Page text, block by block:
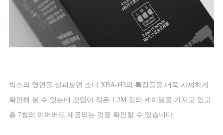
박스의 옆면을 살펴보면 소니 XBA-H3의 특징들을 더욱 자세하게
확인해 볼 수 있는데 꼬임이 적은 1.2M 길의 케이블을 가지고 있고
총 7쌍의 이어버드 제공되는 것을 확인할 수 있습니다